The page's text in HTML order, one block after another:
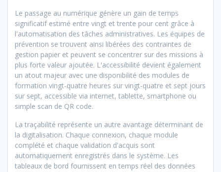
Le passage au numérique génère un gain de temps
significatif estimé entre vingt et trente pour cent grâce à
l'automatisation des tâches administratives. Les équipes de
prévention se trouvent ainsi libérées des contraintes de
gestion papier et peuvent se concentrer sur des missions à
plus forte valeur ajoutée. L'accessibilité devient également
un atout majeur avec une disponibilité des modules de
formation vingt-quatre heures sur vingt-quatre et sept jours
sur sept, accessible via internet, tablette, smartphone ou
simple scan de QR code.
La traçabilité représente un autre avantage déterminant de
la digitalisation. Chaque connexion, chaque module
complété et chaque validation d'acquis sont
automatiquement enregistrés dans le système. Les
tableaux de bord fournissent en temps réel des données